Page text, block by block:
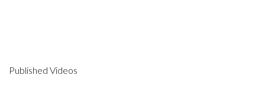
Published Videos